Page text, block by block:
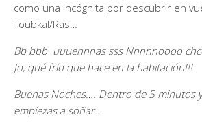
como una incógnita por descubrir en
Toubkal/Ras…
Bb bbb uuuennnas sss Nnnnnoooo
Jo, qué frío que hace en la habitación!!!
Buenas Noches…. Dentro de 5 minutos
empiezas a soñar…